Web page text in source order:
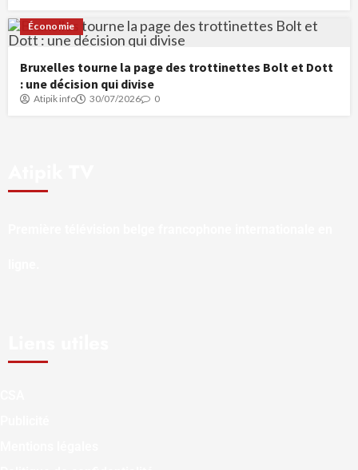
Économie
Bruxelles tourne la page des trottinettes Bolt et Dott
: une décision qui divise
Atipik info 30/07/2026 0